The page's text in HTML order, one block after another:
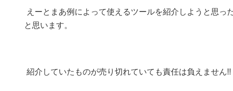
えーとまあ例によって使えるツールを紹介しようと思
と思います。
紹介していたものが売り切れていても責任は負えません!!